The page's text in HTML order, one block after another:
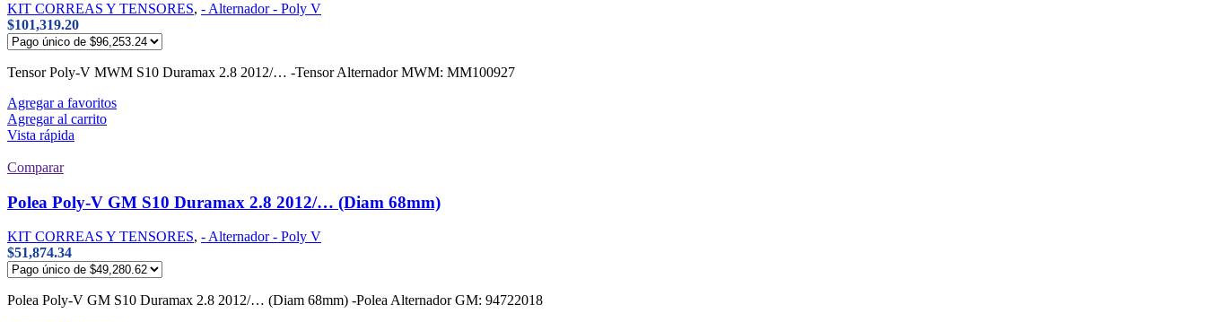
KIT CORREAS Y TENSORES, - Alternador - Poly V
$101,319.20
Tensor Poly-V MWM S10 Duramax 2.8 2012/… -Tensor Alternador MWM: MM100927
Agregar a favoritos
Agregar al carrito
Vista rápida
Comparar
Polea Poly-V GM S10 Duramax 2.8 2012/… (Diam 68mm)
KIT CORREAS Y TENSORES, - Alternador - Poly V
$51,874.34
Polea Poly-V GM S10 Duramax 2.8 2012/… (Diam 68mm) -Polea Alternador GM: 94722018